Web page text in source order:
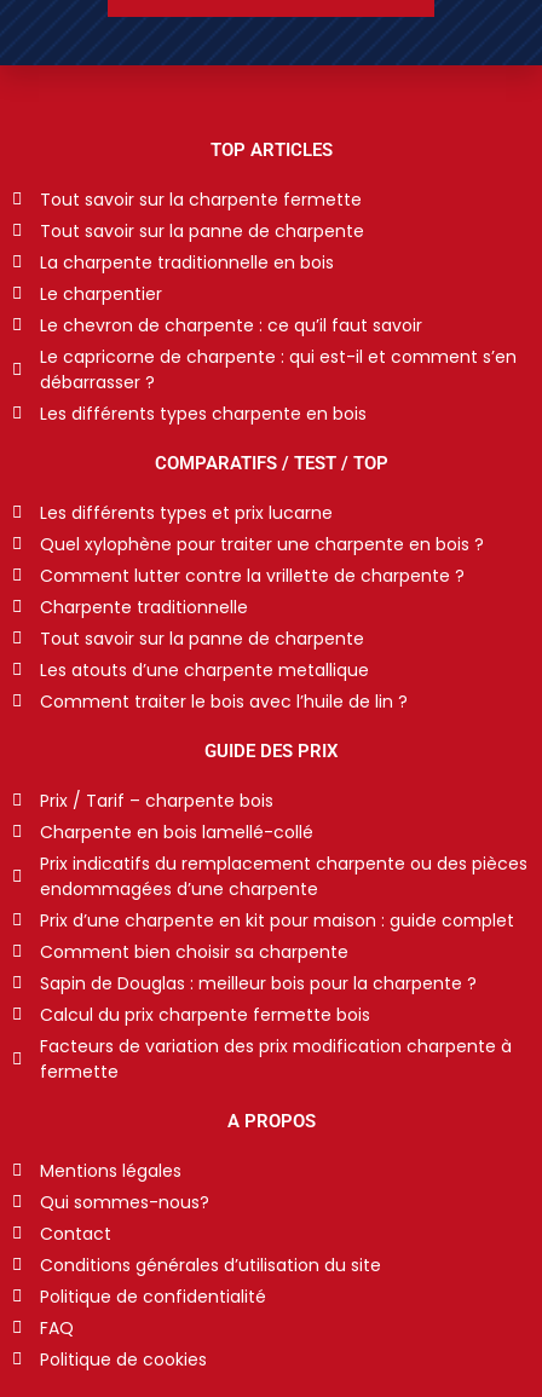
TOP ARTICLES
Tout savoir sur la charpente fermette
Tout savoir sur la panne de charpente
La charpente traditionnelle en bois
Le charpentier
Le chevron de charpente : ce qu’il faut savoir
Le capricorne de charpente : qui est-il et comment s’en
débarrasser ?
Les différents types charpente en bois
COMPARATIFS / TEST / TOP
Les différents types et prix lucarne
Quel xylophène pour traiter une charpente en bois ?
Comment lutter contre la vrillette de charpente ?
Charpente traditionnelle
Tout savoir sur la panne de charpente
Les atouts d’une charpente metallique
Comment traiter le bois avec l’huile de lin ?
GUIDE DES PRIX
Prix / Tarif – charpente bois
Charpente en bois lamellé-collé
Prix indicatifs du remplacement charpente ou des pièces
endommagées d’une charpente
Prix d’une charpente en kit pour maison : guide complet
Comment bien choisir sa charpente
Sapin de Douglas : meilleur bois pour la charpente ?
Calcul du prix charpente fermette bois
Facteurs de variation des prix modification charpente à
fermette
A PROPOS
Mentions légales
Qui sommes-nous?
Contact
Conditions générales d’utilisation du site
Politique de confidentialité
FAQ
Politique de cookies